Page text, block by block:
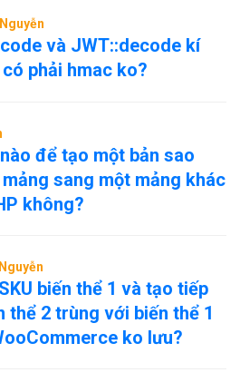
và JWT::decode kí
phải hmac ko?
để tạo một bản sao
sang một mảng khác
không?
biến thể 1 và tạo tiếp
thể 2 trùng với biến thể 1
ko lưu?